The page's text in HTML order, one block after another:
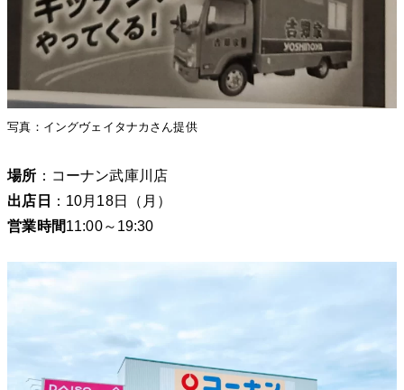
写真：イングヴェイタナカさん提供
場所 ：コーナン武庫川店
出店日 ：10月18日（月）
営業時間11:00～19:30